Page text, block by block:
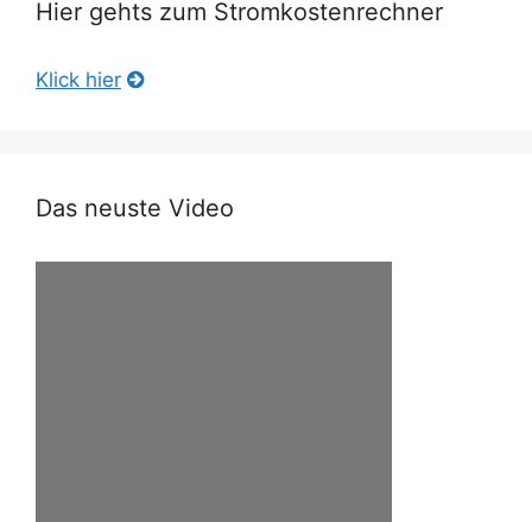
Hier gehts zum Stromkostenrechner
Klick hier
Das neuste Video